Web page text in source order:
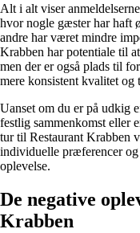
Alt i alt viser
hvor nogle gæster har haft
andre har været mindre
Krabben har potentiale til
men der er også plads til
mere konsistent kvalitet og
Uanset om du er på udkig
festlig sammenkomst eller
tur til Restaurant Krabben
individuelle præferencer
oplevelse.
De negative
Krabben